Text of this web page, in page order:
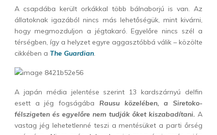
A csapdába került orkákkal több bálnaborjú is van. Az
állatoknak igazából nincs más lehetőségük, mint kivárni,
hogy megmozduljon a jégtakaró. Egyelőre nincs szél a
térségben, így a helyzet egyre aggasztóbbá válik – közölte
cikkében a The Guardian.
A japán média jelentése szerint 13 kardszárnyú delfin
esett a jég fogságába Rausu közelében, a Siretoko-
félszigeten és egyelőre nem tudják őket kiszabadítani. A
vastag jég lehetetlenné teszi a mentésüket a parti őrség